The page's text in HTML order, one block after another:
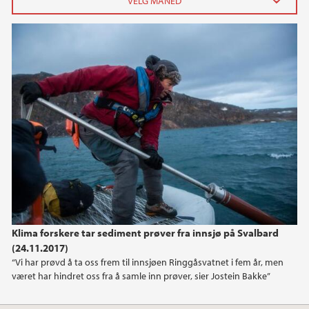
Klima forskere tar sediment prøver fra innsjø på Svalbard
(24.11.2017)
“Vi har prøvd å ta oss frem til innsjøen Ringgåsvatnet i fem år, men
været har hindret oss fra å samle inn prøver, sier Jostein Bakke”
juni (1)
april (1)
februar (1)
januar (2)
2024
2023
2022